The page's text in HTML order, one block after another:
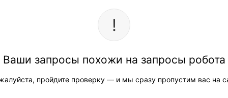
Ваши запросы похожи на запросы робота
пройдите проверку — и мы сразу пропустим вас на